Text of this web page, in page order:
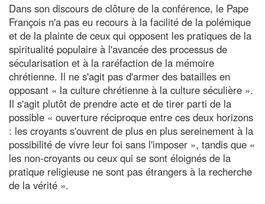
Dans son discours de clôture de la conférence, le Pape
François n'a pas eu recours à la facilité de la polémique
et de la plainte de ceux qui opposent les pratiques de la
spiritualité populaire à l'avancée des processus de
sécularisation et à la raréfaction de la mémoire
chrétienne. Il ne s'agit pas d'armer des batailles en
opposant « la culture chrétienne à la culture séculière ».
Il s'agit plutôt de prendre acte et de tirer parti de la
possible « ouverture réciproque entre ces deux horizons
: les croyants s'ouvrent de plus en plus sereinement à la
possibilité de vivre leur foi sans l'imposer », tandis que «
les non-croyants ou ceux qui se sont éloignés de la
pratique religieuse ne sont pas étrangers à la recherche
de la vérité ».